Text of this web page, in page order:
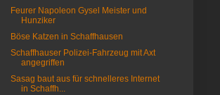
Feurer Napoleon Gysel Meister und
Hunziker
Böse Katzen in Schaffhausen
Schaffhauser Polizei-Fahrzeug mit Axt
angegriffen
Sasag baut aus für schnelleres Internet
in Schaffh...